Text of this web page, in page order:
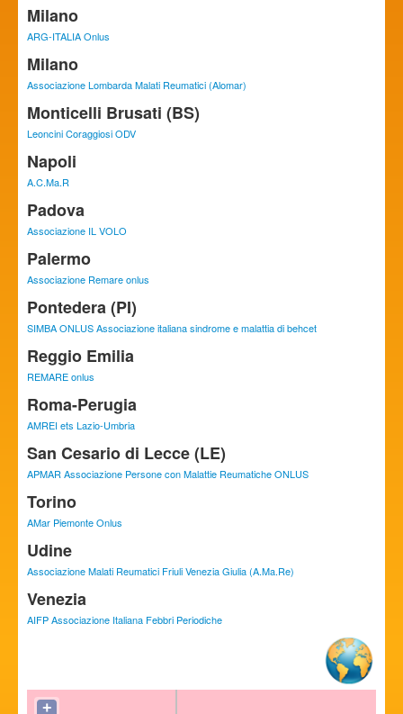
Milano
ARG-ITALIA Onlus
Milano
Associazione Lombarda Malati Reumatici (Alomar)
Monticelli Brusati (BS)
Leoncini Coraggiosi ODV
Napoli
A.C.Ma.R
Padova
Associazione IL VOLO
Palermo
Associazione Remare onlus
Pontedera (PI)
SIMBA ONLUS Associazione italiana sindrome e malattia di behcet
Reggio Emilia
REMARE onlus
Roma-Perugia
AMREI ets Lazio-Umbria
San Cesario di Lecce (LE)
APMAR Associazione Persone con Malattie Reumatiche ONLUS
Torino
AMar Piemonte Onlus
Udine
Associazione Malati Reumatici Friuli Venezia Giulia (A.Ma.Re)
Venezia
AIFP Associazione Italiana Febbri Periodiche
+